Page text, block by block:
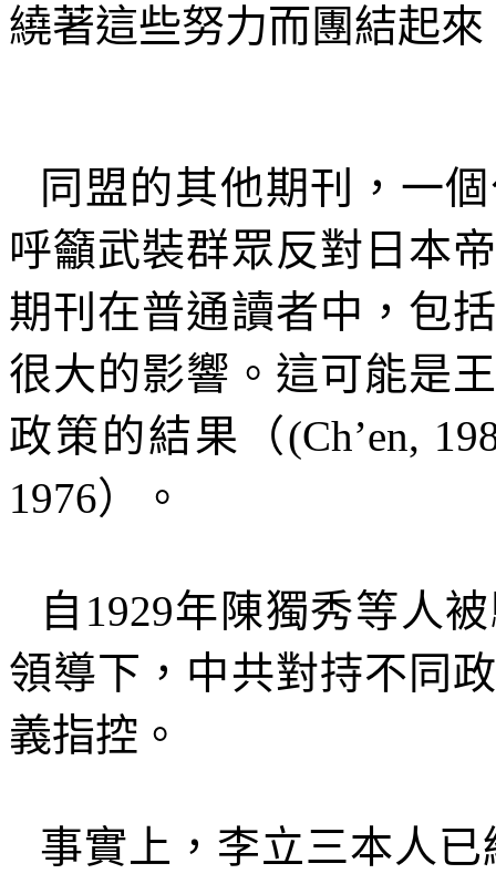
繞著這些努力而團結起來
同盟的其他期刊，一
呼籲武裝群眾反對日本
期刊在普通讀者中，包
很大的影響。這可能是
政策的結果（(Ch’en,
1976）。
自 1929年陳獨秀等人
領導下，中共對持不同
義指控。
事實上，李立三本人